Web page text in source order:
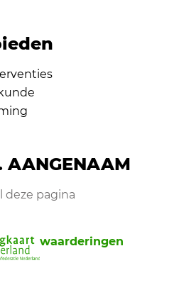
AANGENAAM
deze pagina
waarderingen